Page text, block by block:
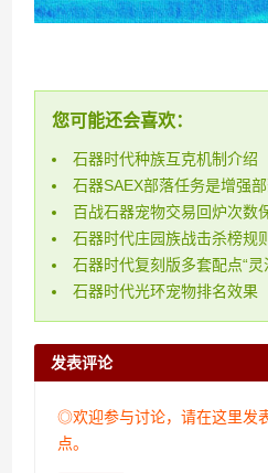
您可能还会喜欢：
石器时代种族互克机制介绍
石器SAEX部落任务是增强
百战石器宠物交易回炉次数
石器时代庄园族战击杀榜规
石器时代复刻版多套配点“灵
石器时代光环宠物排名效果
发表评论
◎欢迎参与讨论，请在这里发
点。